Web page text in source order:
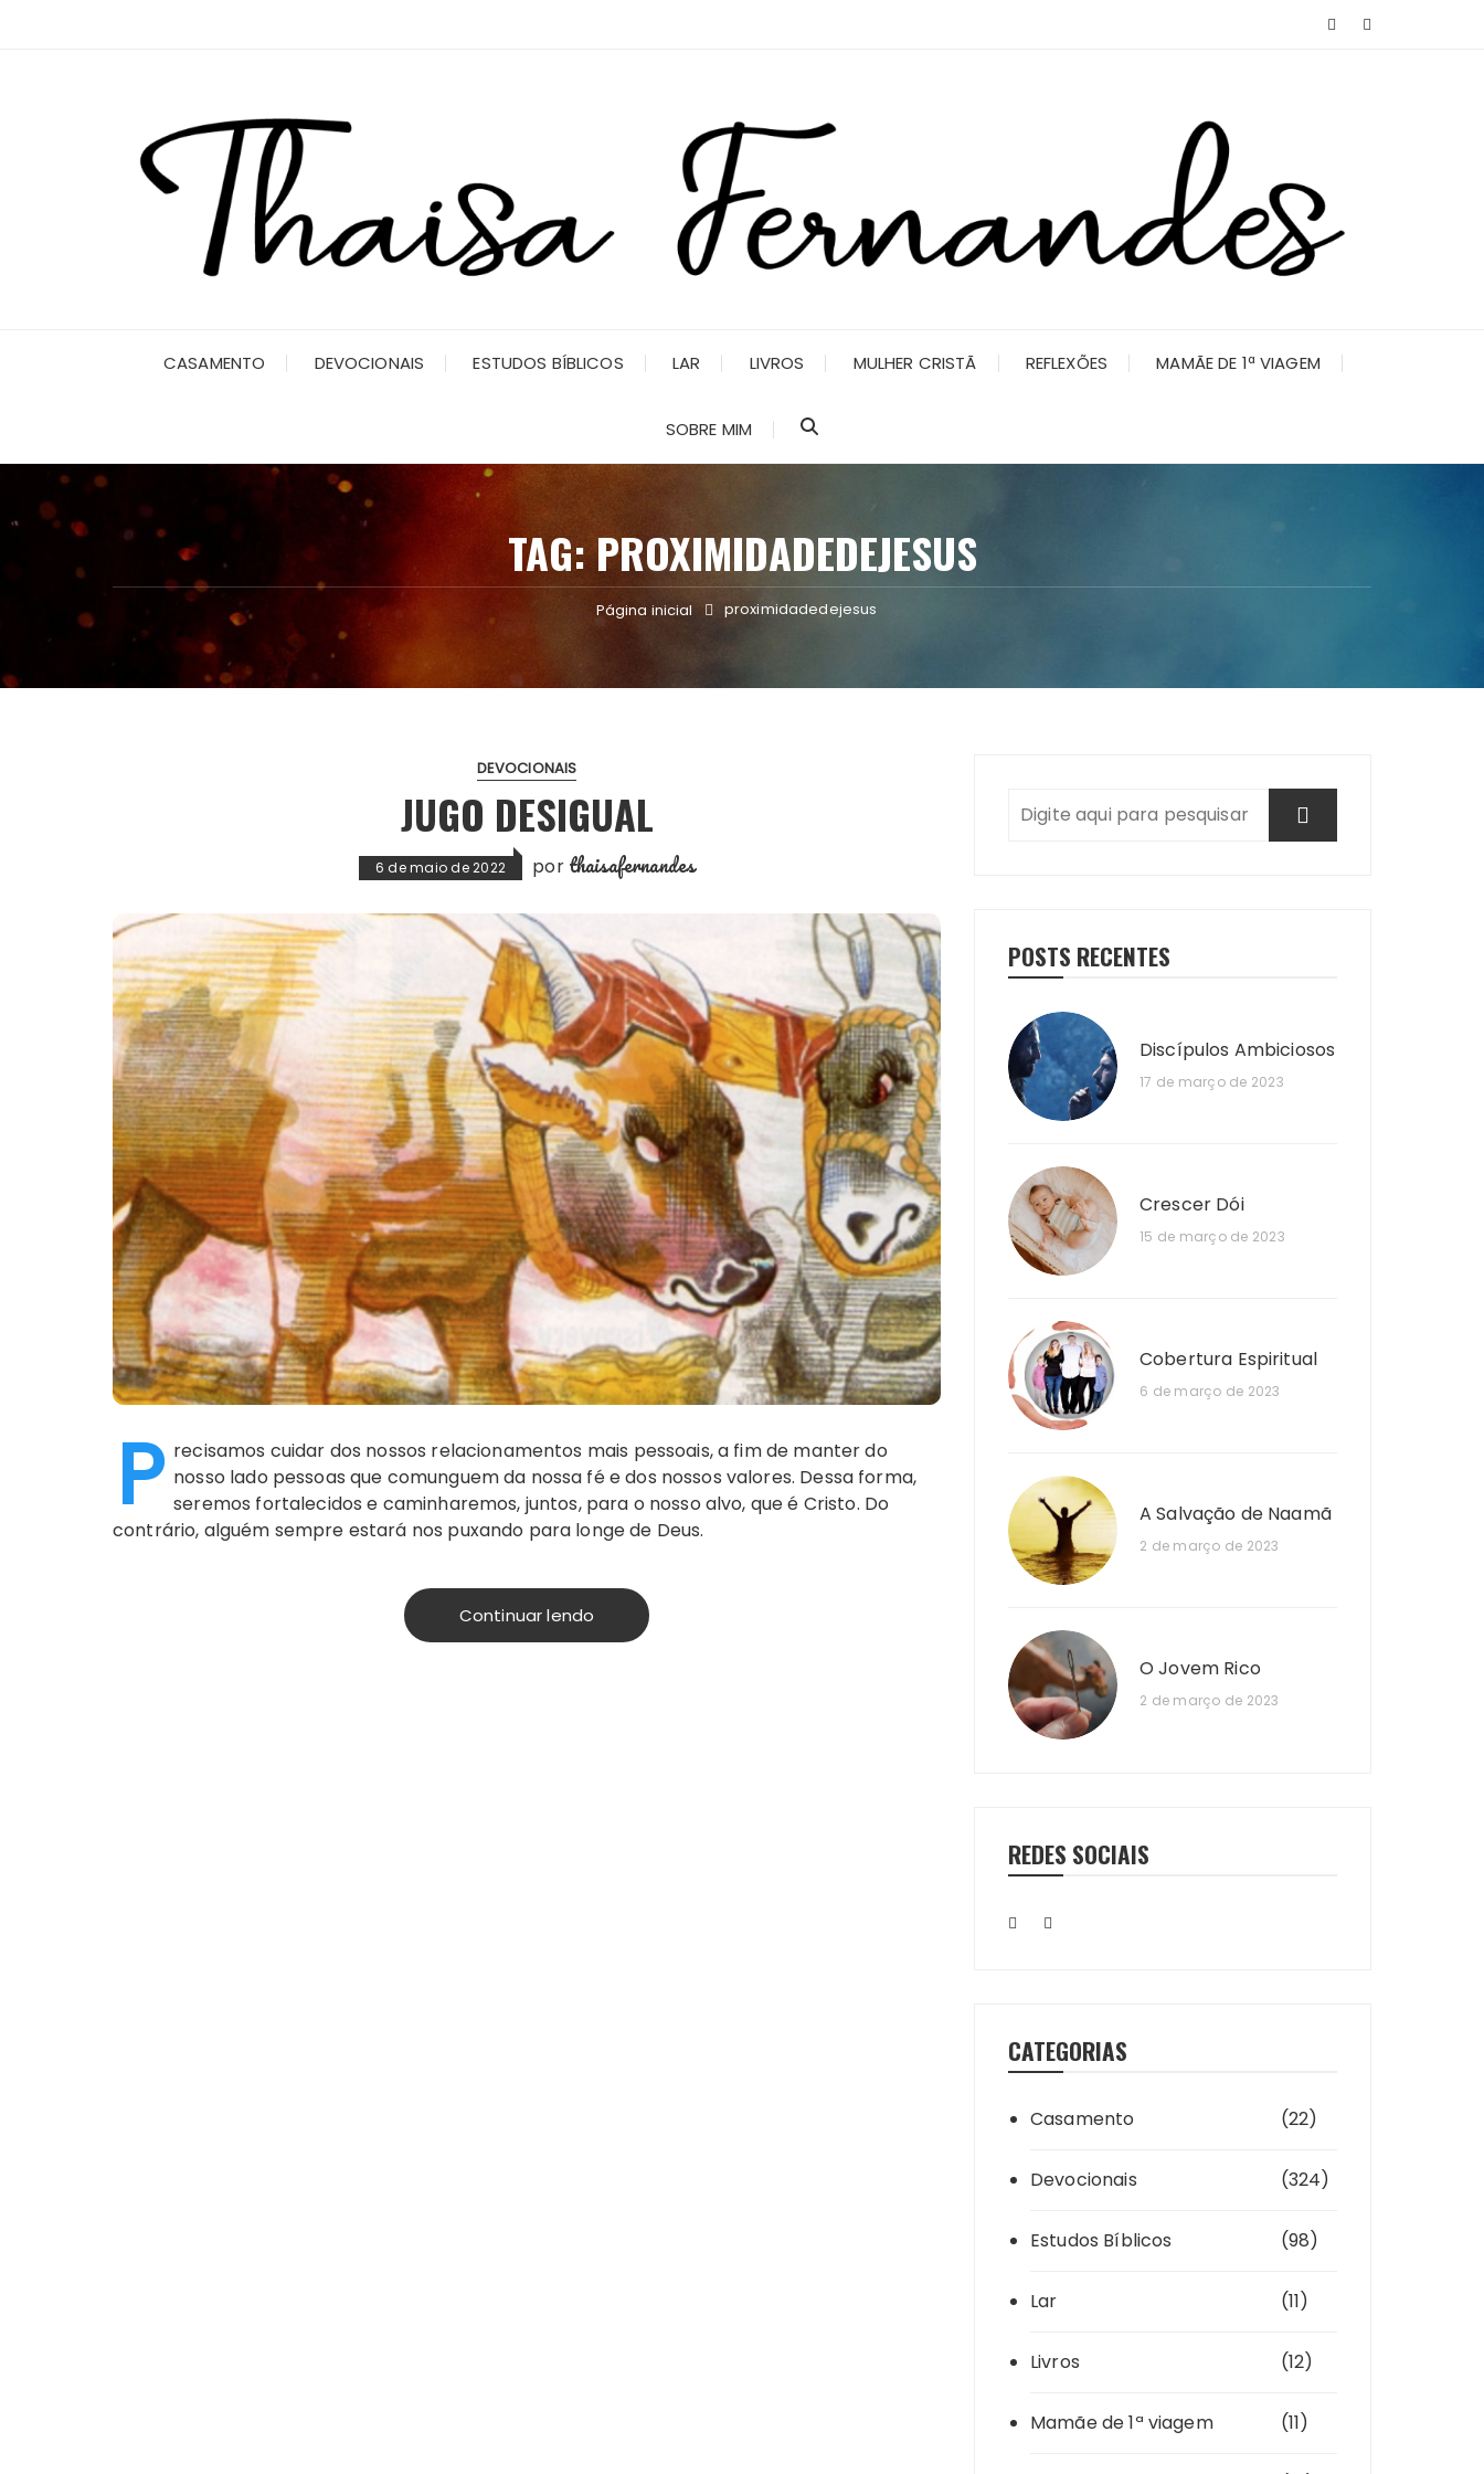
CASAMENTO DEVOCIONAIS ESTUDOS BÍBLICOS LAR LIVROS MULHER CRISTÃ REFLEXÕES MAMÃE DE 1ª VIAGEM
SOBRE MIM
TAG:PROXIMIDADEDEJESUS
Página inicial proximidadedejesus
DEVOCIONAIS
JUGO DESIGUAL
6 de maio de 2022 por thaisafernandes
P recisamos cuidar dos nossos relacionamentos mais pessoais, a fim de manter do
nosso lado pessoas que comunguem da nossa fé e dos nossos valores. Dessa forma,
seremos fortalecidos e caminharemos, juntos, para o nosso alvo, que é Cristo. Do
contrário, alguém sempre estará nos puxando para longe de Deus.
Continuar lendo
POSTS RECENTES
Discípulos Ambiciosos
17 de março de 2023
Crescer Dói
15 de março de 2023
Cobertura Espiritual
6 de março de 2023
A Salvação de Naamã
2 de março de 2023
O Jovem Rico
2 de março de 2023
REDES SOCIAIS
CATEGORIAS
Casamento (22)
Devocionais (324)
Estudos Bíblicos (98)
Lar (11)
Livros (12)
Mamãe de 1ª viagem (11)